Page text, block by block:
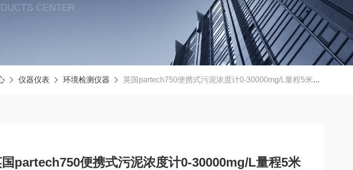
CENTER
仪器仪表 环境检测仪器 英国partech750便携式污泥浓度计0-30000mg/L量程5米线 污泥界面仪
partech750便携式污泥浓度计0-30000mg/L量程5米